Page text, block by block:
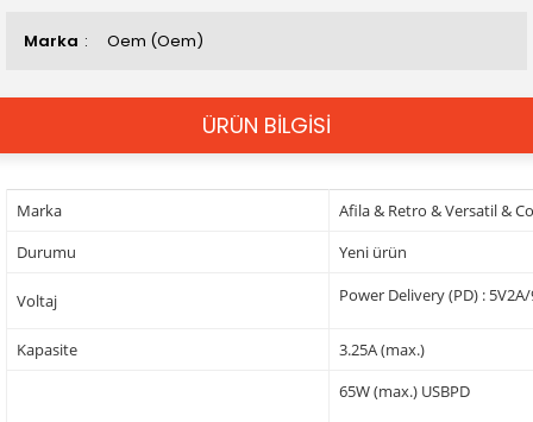
Marka Oem (Oem)
ÜRÜN BİLGİSİ
Marka
Afila & Retro & Versatil &
Durumu
Yeni ürün
Voltaj Power Delivery (PD) :
Kapasite 3.25A (max.)
65W (max.) USBPD